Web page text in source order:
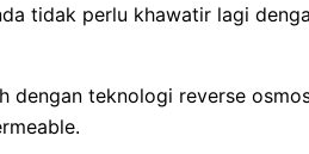
tidak perlu khawatir lagi
dengan teknologi reverse